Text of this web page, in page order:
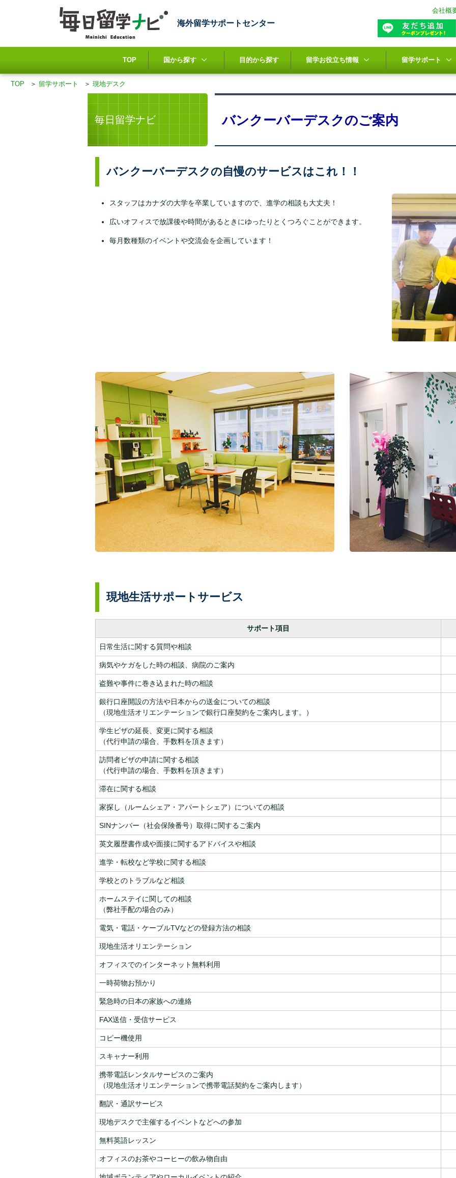
海外留学サポートセンター
会社概
TOP 国から探す 目的から探す 留学お役立ち情報 留学サポート
TOP ＞ 留学サポート ＞ 現地デスク
毎日留学ナビ バンクーバーデスクのご案内
バンクーバーデスクの自慢のサービスはこれ！！
スタッフはカナダの大学を卒業していますので、進学の相談も大丈夫！
広いオフィスで放課後や時間があるときにゆったりとくつろぐことができます。
毎月数種類のイベントや交流会を企画しています！
現地生活サポートサービス
サポート項目
日常生活に関する質問や相談
病気やケガをした時の相談、病院のご案内
盗難や事件に巻き込まれた時の相談
銀行口座開設の方法や日本からの送金についての相談
（現地生活オリエンテーションで銀行口座契約をご案内します。）
学生ビザの延長、変更に関する相談
（代行申請の場合、手数料を頂きます）
訪問者ビザの申請に関する相談
（代行申請の場合、手数料を頂きます）
滞在に関する相談
家探し（ルームシェア・アパートシェア）についての相談
SINナンバー（社会保険番号）取得に関するご案内
英文履歴書作成や面接に関するアドバイスや相談
進学・転校など学校に関する相談
学校とのトラブルなど相談
ホームステイに関しての相談
（弊社手配の場合のみ）
電気・電話・ケーブルTVなどの登録方法の相談
現地生活オリエンテーション
オフィスでのインターネット無料利用
一時荷物お預かり
緊急時の日本の家族への連絡
FAX送信・受信サービス
コピー機使用
スキャナー利用
携帯電話レンタルサービスのご案内
（現地生活オリエンテーションで携帯電話契約をご案内します）
翻訳・通訳サービス
現地デスクで主催するイベントなどへの参加
無料英語レッスン
オフィスのお茶やコーヒーの飲み物自由